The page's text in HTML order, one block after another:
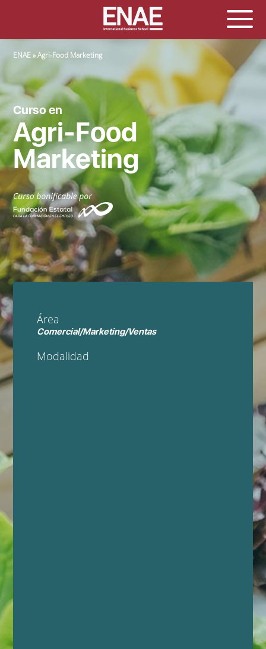
SOBRESCRIBIR ENLACES DE AYUDA A LA NAVEGACIÓN
ENAE Agri-Food Marketing
Curso en
Agri-Food
Marketing
Área
Comercial/Marketing/Ventas
Modalidad